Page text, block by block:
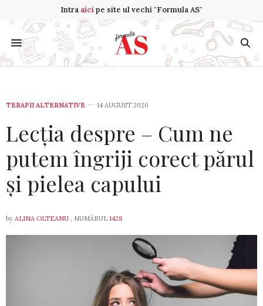
Intra aicipe site ul vechi "Formula AS"
TERAPII ALTERNATIVE 14 AUGUST 2020
Lecția despre – Cum ne
putem îngriji corect părul
și pielea capului
by ALINA OLTEANU , NUMĂRUL 1428